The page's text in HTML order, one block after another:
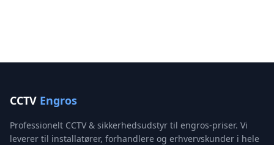
CCTV Engros
Professionelt CCTV & sikkerhedsudstyr til engros-priser. Vi
leverer til installatører, forhandlere og erhvervskunder i hele